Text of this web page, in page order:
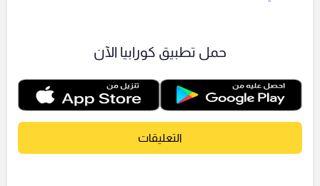
حمل تطبيق كورابيا الآن
التعليقات